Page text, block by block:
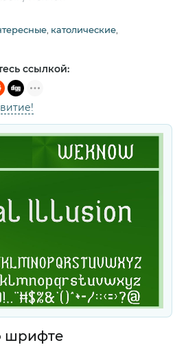
католические
ссылкой:
шрифте